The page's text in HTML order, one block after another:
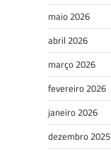
maio 2026
abril 2026
março 2026
fevereiro 2026
janeiro 2026
dezembro 2025